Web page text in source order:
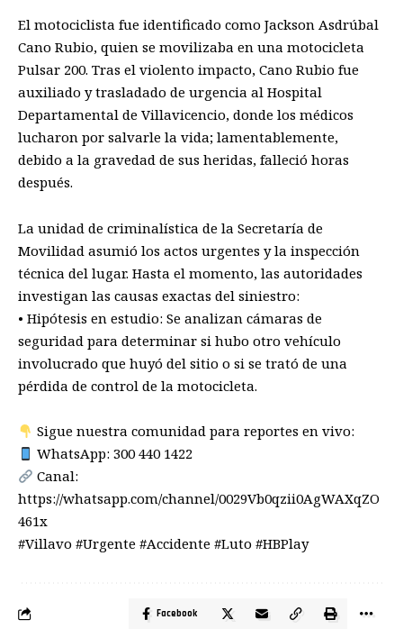
El motociclista fue identificado como Jackson Asdrúbal
Cano Rubio, quien se movilizaba en una motocicleta
Pulsar 200. Tras el violento impacto, Cano Rubio fue
auxiliado y trasladado de urgencia al Hospital
Departamental de Villavicencio, donde los médicos
lucharon por salvarle la vida; lamentablemente,
debido a la gravedad de sus heridas, falleció horas
después.
La unidad de criminalística de la Secretaría de
Movilidad asumió los actos urgentes y la inspección
técnica del lugar. Hasta el momento, las autoridades
investigan las causas exactas del siniestro:
• Hipótesis en estudio: Se analizan cámaras de
seguridad para determinar si hubo otro vehículo
involucrado que huyó del sitio o si se trató de una
pérdida de control de la motocicleta.
Sigue nuestra comunidad para reportes en vivo:
WhatsApp: 300 440 1422
Canal:
https://whatsapp.com/channel/0029Vb0qzii0AgWAXqZO
461x
#Villavo #Urgente #Accidente #Luto #HBPlay
Facebook